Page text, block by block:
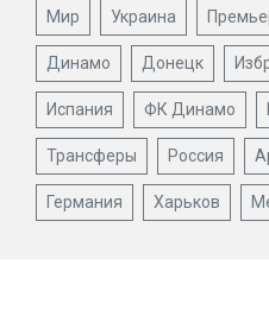
Мир Украина
Динамо Донецк
Испания ФК Динамо
Трансферы Россия
Германия Харьков